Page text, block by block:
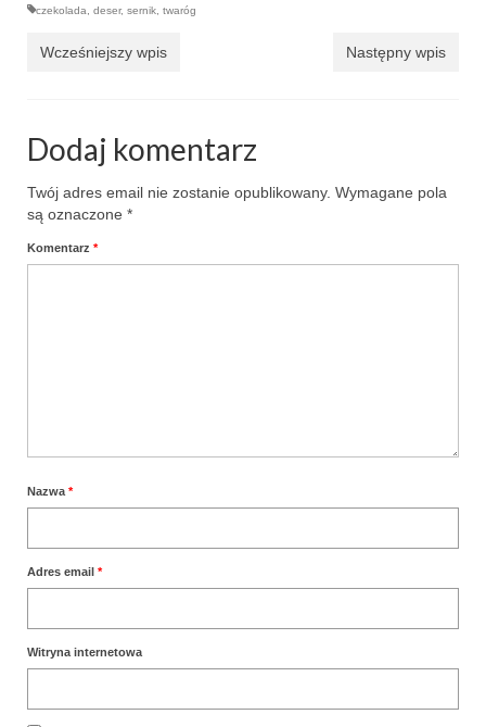
czekolada deser, sernik twaróg
Wcześniejszy wpis Następny wpis
Dodaj komentarz
Twój adres email nie zostanie opublikowany. Wymagane pola
są oznaczone *
Komentarz *
Nazwa *
Adres email *
Witryna internetowa